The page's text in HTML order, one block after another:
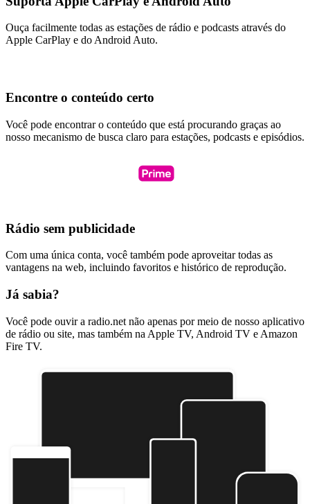
Ouça facilmente todas as estações de rádio e podcasts através do
Apple CarPlay e do Android Auto.
Encontre o conteúdo certo
Você pode encontrar o conteúdo que está procurando graças ao
nosso mecanismo de busca claro para estações, podcasts e episódios.
Rádio sem publicidade
Com uma única conta, você também pode aproveitar todas as
vantagens na web, incluindo favoritos e histórico de reprodução.
Já sabia?
Você pode ouvir a radio.net não apenas por meio de nosso aplicativo
de rádio ou site, mas também na Apple TV, Android TV e Amazon
Fire TV.